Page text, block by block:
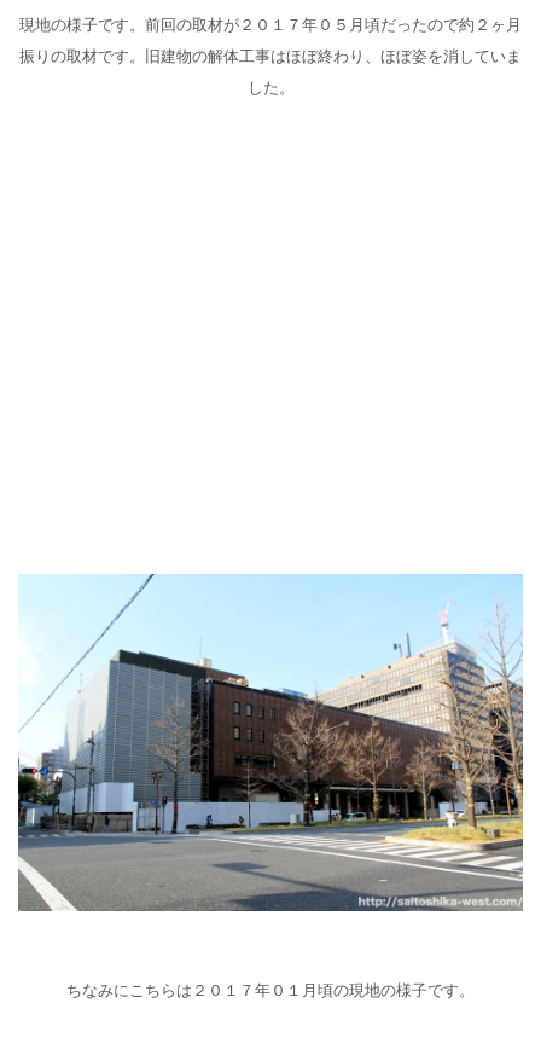
現地の様子です。前回の取材が２０１７年０５月頃だったので約２ヶ月
振りの取材です。旧建物の解体工事はほぼ終わり、ほぼ姿を消していま
した。
ちなみにこちらは２０１７年０１月頃の現地の様子です。